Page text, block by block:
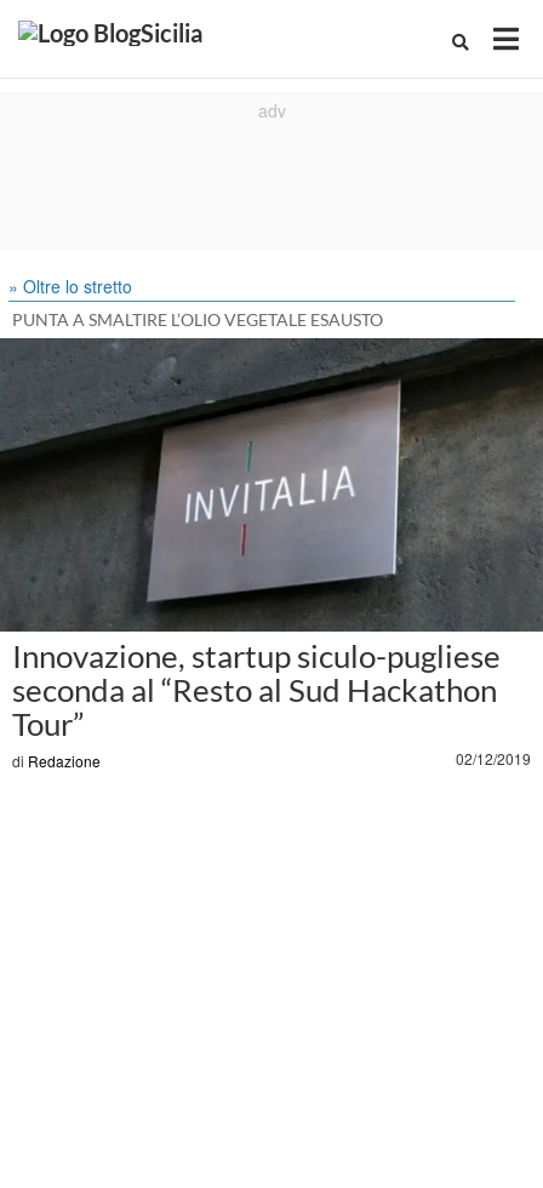
» Oltre lo stretto
PUNTA A SMALTIRE L’OLIO VEGETALE ESAUSTO
Innovazione, startup siculo-pugliese
seconda al “Resto al Sud Hackathon
Tour”
di Redazione 02/12/2019